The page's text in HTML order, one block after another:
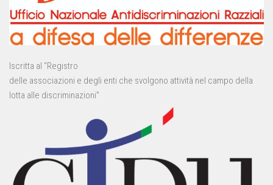
Iscritta al “Registro
delle associazioni e degli enti che svolgono attività nel campo della
lotta alle discriminazioni”